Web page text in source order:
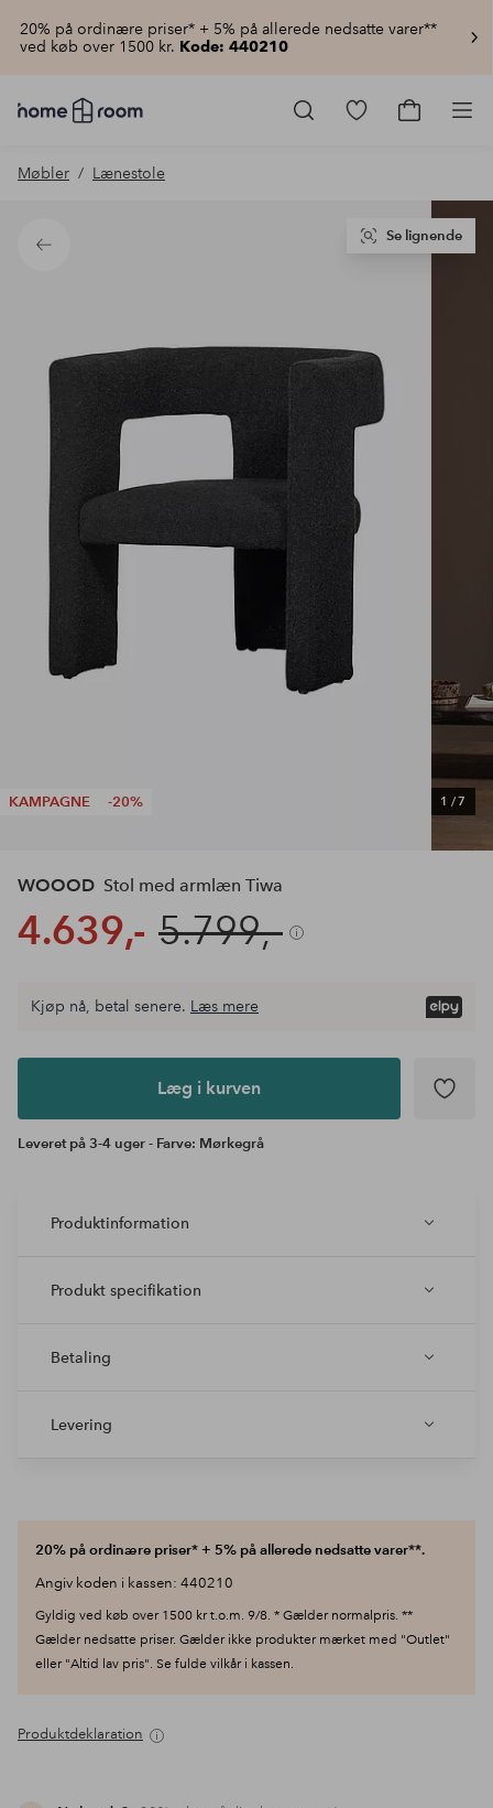
20% på ordinære priser* + 5% på allerede nedsatte varer**
ved køb over 1500 kr. Kode: 440210
Homeroom
–
hjemmet
pris
Gå
Gå
Møbler Lænestole
Tilbage
KAMPAGNE -20% 1 /7
Se lignende
WOOOD Stol med armlæn Tiwa
4.639,- 5.799,-
Læg i
Kjøp nå, betal senere. Læs mere
Læg i kurven
Leveret på 3-4 uger - Farve: Mørkegrå
Produktinformation
Produkt specifikation
Betaling
Levering
20% på ordinære priser* + 5% på allerede nedsatte varer**.
Angiv koden i kassen: 440210
Gyldig ved køb over 1500 kr t.o.m. 9/8. * Gælder normalpris. **
Gælder nedsatte priser. Gælder ikke produkter mærket med "Outlet"
eller "Altid lav pris". Se fulde vilkår i kassen.
Produktdeklaration